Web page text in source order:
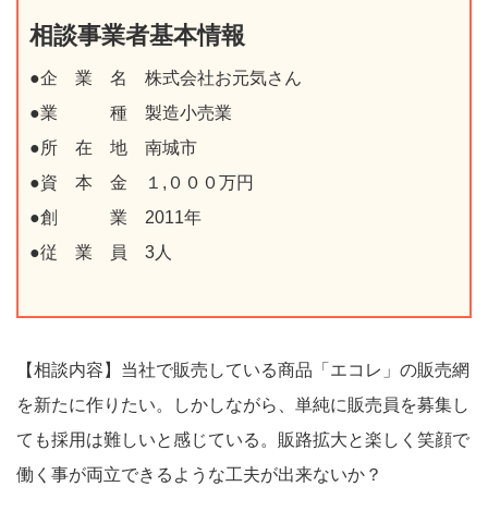
相談事業者基本情報
●企 業 名 株式会社お元気さん
●業 種 製造小売業
●所 在 地 南城市
●資 本 金 １ , ０００万円
●創 業 2011年
●従 業 員 3人
【相談内容】 当社で販売している商品「エコレ」の販売網
を新たに作りたい。しかしながら、単純に販売員を募集し
ても採用は難しいと感じている。販路拡大と楽しく笑顔で
働く事が両立できるような工夫が出来ないか？